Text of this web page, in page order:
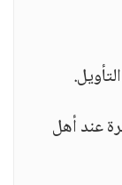
عند أهل